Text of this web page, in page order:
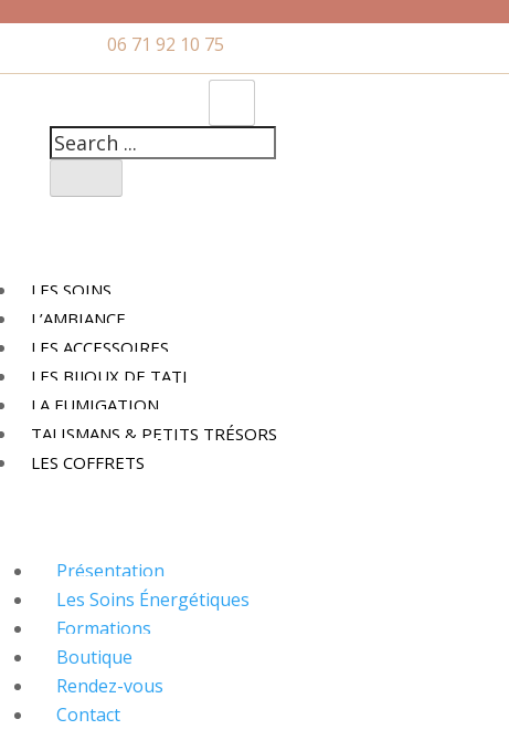
06 71 92 10 75
LES SOINS
L’AMBIANCE
LES ACCESSOIRES
LES BIJOUX DE TATI
LA FUMIGATION
TALISMANS & PETITS TRÉSORS
LES COFFRETS
Présentation
Les Soins Énergétiques
Formations
Boutique
Rendez-vous
Contact